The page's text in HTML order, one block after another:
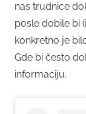
nas trudnice
posle dobile bi
konkretno je
Gde bi često
informaciju.